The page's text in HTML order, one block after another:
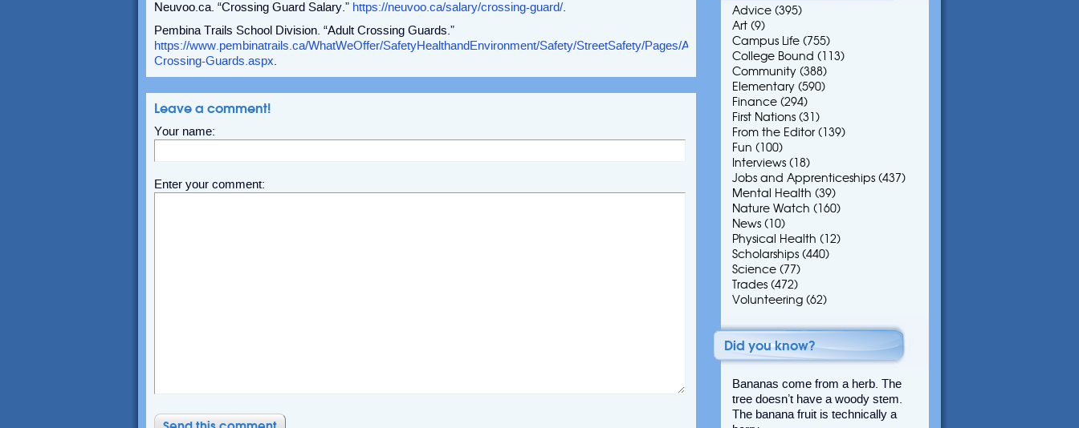
Neuvoo.ca. “Crossing Guard Salary.” https://neuvoo.ca/salary/crossing-guard/
Pembina Trails School Division. “Adult Crossing Guards.”
https://www.pembinatrails.ca/WhatWeOffer/SafetyHealthandEnvironment/Safety/StreetSafety/Pages/Adult-
Crossing-Guards.aspx
Leave a comment!
Your name:
Enter your comment:
Advice (395)
Art (9)
Campus Life (755)
College Bound (113)
Community (388)
Elementary (590)
Finance (294)
First Nations (31)
From the Editor (139)
Fun (100)
Interviews (18)
Jobs and Apprenticeships (437)
Mental Health (39)
Nature Watch (160)
News (10)
Physical Health (12)
Scholarships (440)
Science (77)
Trades (472)
Volunteering (62)
Did you know?
Bananas come from a herb. The
tree doesn’t have a woody stem.
The banana fruit is technically a